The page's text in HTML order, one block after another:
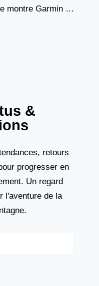
montre Garmin et
&
retours
progresser en
Un regard
l'aventure de la